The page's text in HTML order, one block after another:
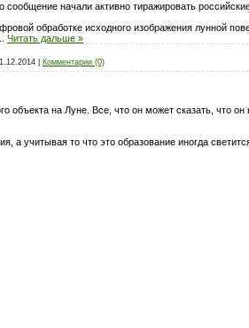
сообщение начали активно тиражировать
обработке исходного изображения лунной
Читать дальше »
Комментарии (0)
объекта на Луне. Все, что он может сказать, что он
а учитывая то что это образование иногда